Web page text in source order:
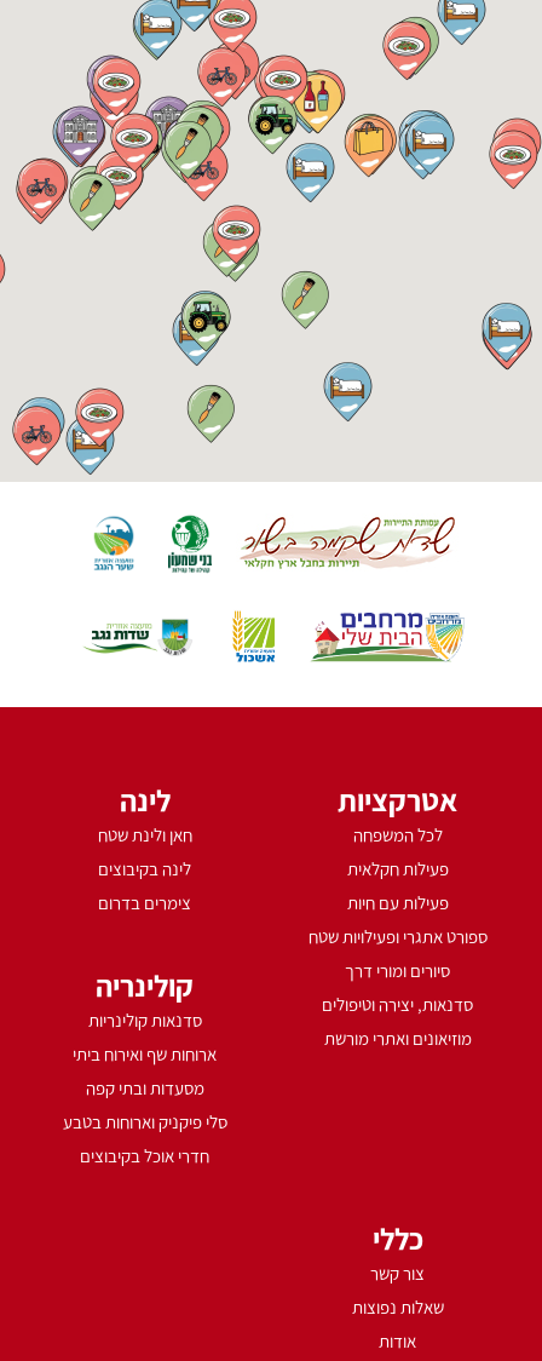
אטרקציות
לכל המשפחה
פעילות חקלאית
פעילות עם חיות
ספורט אתגרי ופעילויות שטח
סיורים ומורי דרך
סדנאות, יצירה וטיפולים
מוזיאונים ואתרי מורשת
לינה
חאן ולינת שטח
לינה בקיבוצים
צימרים בדרום
קולינריה
סדנאות קולינריות
ארוחות שף ואירוח ביתי
מסעדות ובתי קפה
סלי פיקניק וארוחות בטבע
חדרי אוכל בקיבוצים
כללי
צור קשר
שאלות נפוצות
אודות